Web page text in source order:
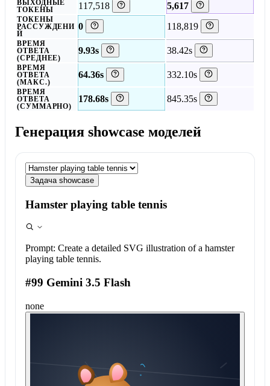
ВЫХОДНЫЕ
ТОКЕНЫ
117,518 5,617
ТОКЕНЫ
РАССУЖДЕНИ
Й
0 118,819
ВРЕМЯ
ОТВЕТА
(СРЕДНЕЕ)
9.93s 38.42s
ВРЕМЯ
ОТВЕТА
(МАКС.)
64.36s 332.10s
ВРЕМЯ
ОТВЕТА
(СУММАРНО)
178.68s 845.35s
Генерация showcase моделей
Задача showcase
Hamster playing table tennis
Prompt: Create a detailed SVG illustration of a hamster
playing table tennis.
#99 Gemini 3.5 Flash
none